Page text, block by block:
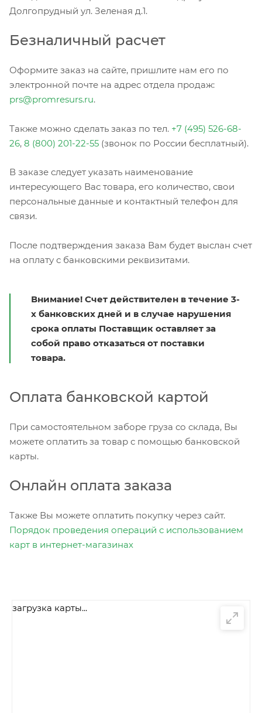
Долгопрудный ул. Зеленая д.1.
Безналичный расчет
Оформите заказ на сайте, пришлите нам его по
электронной почте на адрес отдела продаж:
prs@promresurs.ru.
Также можно сделать заказ по тел. +7 (495) 526-68-
26, 8 (800) 201-22-55 (звонок по России бесплатный).
В заказе следует указать наименование
интересующего Вас товара, его количество, свои
персональные данные и контактный телефон для
связи.
После подтверждения заказа Вам будет выслан счет
на оплату с банковскими реквизитами.
Внимание! Счет действителен в течение 3-
х банковских дней и в случае нарушения
срока оплаты Поставщик оставляет за
собой право отказаться от поставки
товара.
Оплата банковской картой
При самостоятельном заборе груза со склада, Вы
можете оплатить за товар с помощью банковской
карты.
Онлайн оплата заказа
Также Вы можете оплатить покупку через сайт.
Порядок проведения операций с использованием
карт в интернет-магазинах
загрузка карты...